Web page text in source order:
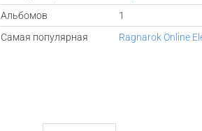
Альбомов
1
Самая популярная
Ragnarok Online